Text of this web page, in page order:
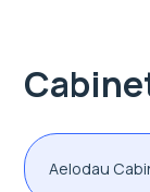
Aelodau